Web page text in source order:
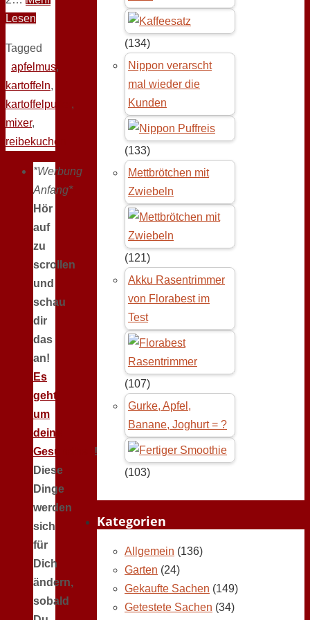
Lesen
Tagged
apfelmus,
kartoffeln,
kartoffelpuffer ,
mixer,
reibekuchen
*Werbung
Anfang*
Hör
auf
zu
scrollen
und
schau
dir
das
an!
Es
geht
um
deine
Gesundheit !
Diese
Dinge
werden
sich
für
Dich
ändern,
sobald
(134)
Nippon verarscht
mal wieder die
Kunden
(133)
Mettbrötchen mit
Zwiebeln
(121)
Akku Rasentrimmer
von Florabest im
Test
(107)
Gurke, Apfel,
Banane, Joghurt = ?
(103)
Kategorien
Allgemein (136)
Garten (24)
Gekaufte Sachen (149)
Getestete Sachen (34)